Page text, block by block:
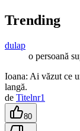
Trending
dulap
o persoană
Ioana: Ai văzut ce
langă.
de Titelnr1
80